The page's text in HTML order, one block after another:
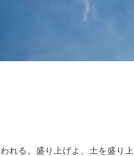
れる。盛り上げよ、土を盛り